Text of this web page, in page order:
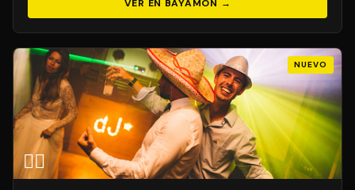
VER EN BAYAMÓN →
NUEVO
🏳️‍🌈